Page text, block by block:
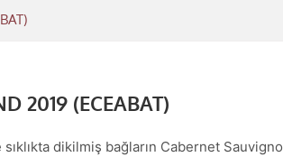
2019 (ECEABAT)
dikilmiş bağların Cabernet